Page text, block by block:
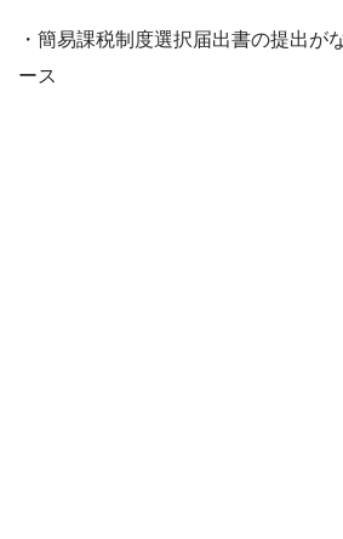
・簡易課税制度選択届出書の提出が
ース